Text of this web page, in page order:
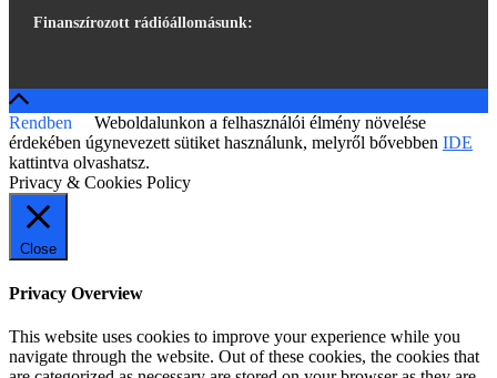
Finanszírozott rádióállomásunk:
Rendben Weboldalunkon a felhasználói élmény növelése
érdekében úgynevezett sütiket használunk, melyről bővebben IDE
kattintva olvashatsz.
Privacy & Cookies Policy
Close
Privacy Overview
This website uses cookies to improve your experience while you
navigate through the website. Out of these cookies, the cookies that